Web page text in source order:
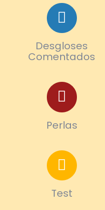
Desgloses
Comentados
Perlas
Test